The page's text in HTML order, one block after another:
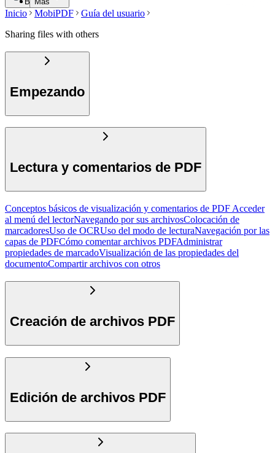
Inicio MobiPDF
Guía del usuario
Sharing files with others
Empezando
Lectura y comentarios de PDF
Conceptos básicos de visualización y comentarios de PDF Acceder
al menú del lectorNavegando por sus archivosColocación de
marcadoresUso de OCRUso del modo de lecturaNavegación por las
capas de PDFCómo comentar archivos PDFAdministrar
propiedades de marcadoVisualización de las propiedades del
documentoCompartir archivos con otros
Creación de archivos PDF
Edición de archivos PDF